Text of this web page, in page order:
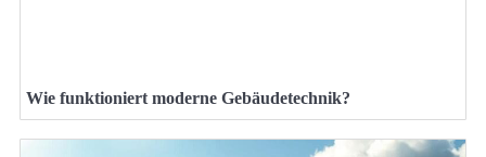
Wie funktioniert moderne Gebäudetechnik?